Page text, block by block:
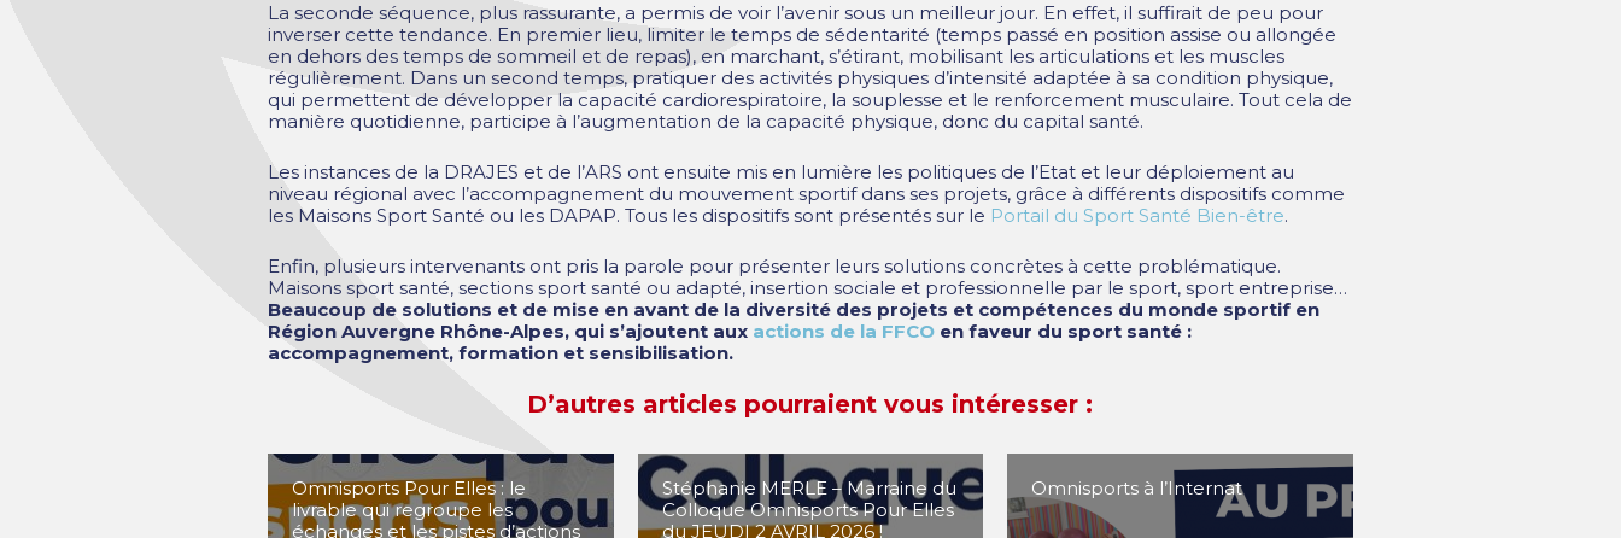
La seconde séquence, plus rassurante, a permis de voir l’avenir sous un meilleur jour. En effet, il suffirait de peu pour
inverser cette tendance. En premier lieu, limiter le temps de sédentarité (temps passé en position assise ou allongée
en dehors des temps de sommeil et de repas), en marchant, s’étirant, mobilisant les articulations et les muscles
régulièrement. Dans un second temps, pratiquer des activités physiques d’intensité adaptée à sa condition physique,
qui permettent de développer la capacité cardiorespiratoire, la souplesse et le renforcement musculaire. Tout cela de
manière quotidienne, participe à l’augmentation de la capacité physique, donc du capital santé.
Les instances de la DRAJES et de l’ARS ont ensuite mis en lumière les politiques de l’Etat et leur déploiement au
niveau régional avec l’accompagnement du mouvement sportif dans ses projets, grâce à différents dispositifs comme
les Maisons Sport Santé ou les DAPAP. Tous les dispositifs sont présentés sur le Portail du Sport Santé Bien-être.
Enfin, plusieurs intervenants ont pris la parole pour présenter leurs solutions concrètes à cette problématique.
Maisons sport santé, sections sport santé ou adapté, insertion sociale et professionnelle par le sport, sport entreprise…
Beaucoup de solutions et de mise en avant de la diversité des projets et compétences du monde sportif en
Région Auvergne Rhône-Alpes, qui s’ajoutent aux actions de la FFCOen faveur du sport santé :
accompagnement, formation et sensibilisation.
D’autres articles pourraient vous intéresser :
Omnisports Pour Elles : le
livrable qui regroupe les
échanges et les pistes d’actions
Stéphanie MERLE – Marraine du
Colloque Omnisports Pour Elles
du JEUDI 2 AVRIL 2026 !
Omnisports à l’Internat